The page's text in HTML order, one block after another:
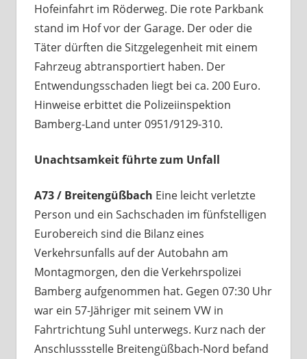
Hofeinfahrt im Röderweg. Die rote Parkbank
stand im Hof vor der Garage. Der oder die
Täter dürften die Sitzgelegenheit mit einem
Fahrzeug abtransportiert haben. Der
Entwendungsschaden liegt bei ca. 200 Euro.
Hinweise erbittet die Polizeiinspektion
Bamberg-Land unter 0951/9129-310.
Unachtsamkeit führte zum Unfall
A73 / Breitengüßbach Eine leicht verletzte
Person und ein Sachschaden im fünfstelligen
Eurobereich sind die Bilanz eines
Verkehrsunfalls auf der Autobahn am
Montagmorgen, den die Verkehrspolizei
Bamberg aufgenommen hat. Gegen 07:30 Uhr
war ein 57-Jähriger mit seinem VW in
Fahrtrichtung Suhl unterwegs. Kurz nach der
Anschlussstelle Breitengüßbach-Nord befand